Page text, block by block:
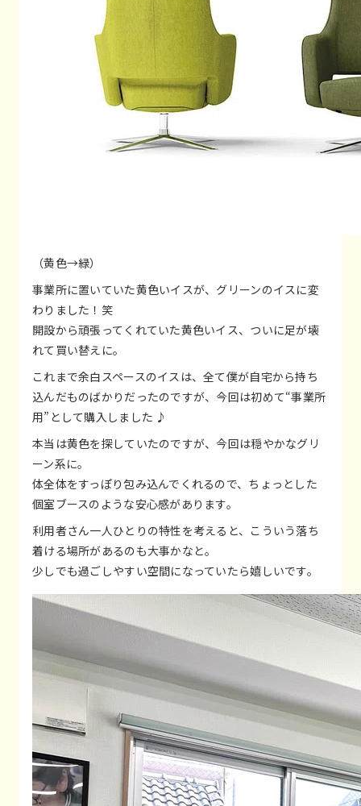
（黄色→緑）
事業所に置いていた黄色いイスが、グリーンのイスに変
わりました！笑
開設から頑張ってくれていた黄色いイス、ついに足が壊
れて買い替えに。
これまで余白スペースのイスは、全て僕が自宅から持ち
込んだものばかりだったのですが、今回は初めて“事業所
用”として購入しました ♪
本当は黄色を探していたのですが、今回は穏やかなグリ
ーン系に。
体全体をすっぽり包み込んでくれるので、ちょっとした
個室ブースのような安心感があります。
利用者さん一人ひとりの特性を考えると、こういう落ち
着ける場所があるのも大事かなと。
少しでも過ごしやすい空間になっていたら嬉しいです。